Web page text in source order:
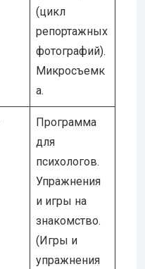
(цикл
репортажных
фотографий).
Микросъемк
а.
Программа
для
психологов.
Упражнения
и игры на
знакомство.
(Игры и
упражнения